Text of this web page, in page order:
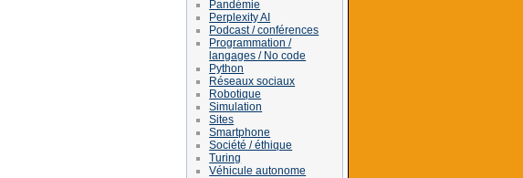
Pandémie
Perplexity AI
Podcast / conférences
Programmation /
langages / No code
Python
Réseaux sociaux
Robotique
Simulation
Sites
Smartphone
Société / éthique
Turing
Véhicule autonome